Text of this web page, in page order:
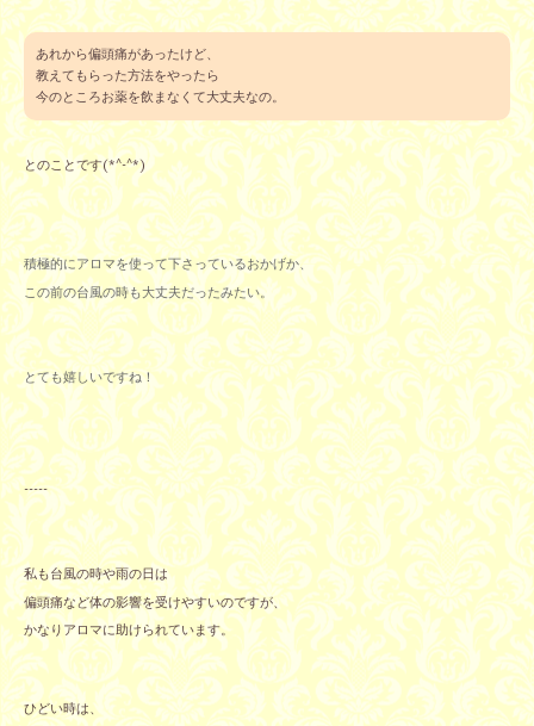
あれから偏頭痛があったけど、
教えてもらった方法をやったら
今のところお薬を飲まなくて大丈夫なの。
とのことです(*^-^*)
積極的にアロマを使って下さっているおかげか、
この前の台風の時も大丈夫だったみたい。
とても嬉しいですね！
-----
私も台風の時や雨の日は
偏頭痛など体の影響を受けやすいのですが、
かなりアロマに助けられています。
ひどい時は、